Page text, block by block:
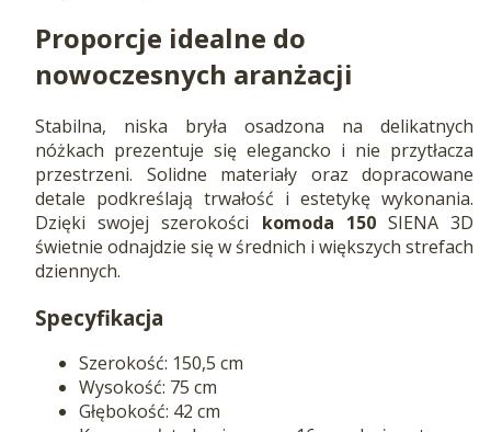
Proporcje idealne do
nowoczesnych aranżacji
Stabilna, niska bryła osadzona na delikatnych
nóżkach prezentuje się elegancko i nie przytłacza
przestrzeni. Solidne materiały oraz dopracowane
detale podkreślają trwałość i estetykę wykonania.
Dzięki swojej szerokości komoda 150SIENA 3D
świetnie odnajdzie się w średnich i większych strefach
dziennych.
Specyfikacja
Szerokość: 150,5 cm
Wysokość: 75 cm
Głębokość: 42 cm